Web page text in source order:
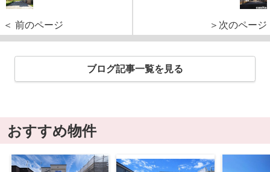
＜ 前のページ ＞次のページ
ブログ記事一覧を見る
おすすめ物件